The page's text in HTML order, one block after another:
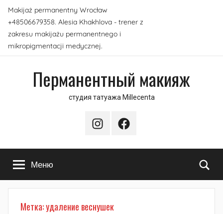
Перейти
содержимому
Makijaż permanentny Wrocław
+48506679358. Alesia Khakhlova - trener z
zakresu makijażu permanentnego i
mikropigmentacji medycznej.
Перманентный макияж
студия татуажа Millecenta
InstagramFacebook
Меню
Метка:удаление веснушек